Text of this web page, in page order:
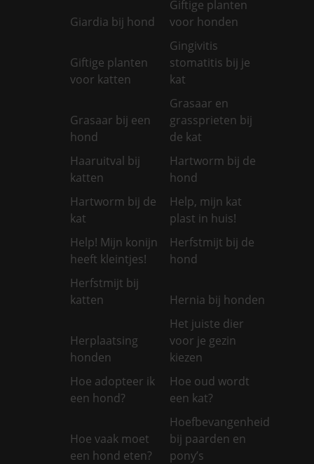
Giardia bij hond
Giftige planten
voor honden
Giftige planten
voor katten
Gingivitis
stomatitis bij je
kat
Grasaar bij een
hond
Grasaar en
grassprieten bij
de kat
Haaruitval bij
katten
Hartworm bij de
hond
Hartworm bij de
kat
Help, mijn kat
plast in huis!
Help! Mijn konijn
heeft kleintjes!
Herfstmijt bij de
hond
Herfstmijt bij
katten
Hernia bij honden
Herplaatsing
honden
Het juiste dier
voor je gezin
kiezen
Hoe adopteer ik
een hond?
Hoe oud wordt
een kat?
Hoe vaak moet
een hond eten?
Hoefbevangenheid
bij paarden en
pony’s